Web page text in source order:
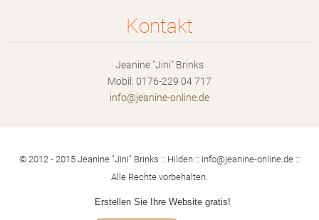
Kontakt
Jeanine "Jini" Brinks
Mobil: 0176-229 04 717
info@jeanine-onl ine.de
© 2012 - 2015 Jeanine "Jini" Brinks :: Hilden :: info@jeanine-online.de ::
Alle Rechte vorbehalten.
Erstellen Sie Ihre Website gratis!